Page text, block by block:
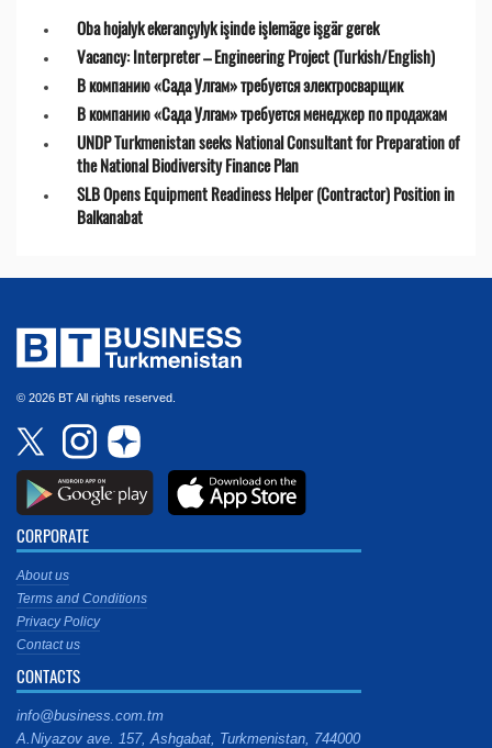
Oba hojalyk ekerançylyk işinde işlemäge işgär gerek
Vacancy: Interpreter – Engineering Project (Turkish/English)
В компанию «Сада Улгам» требуется электросварщик
В компанию «Сада Улгам» требуется менеджер по продажам
UNDP Turkmenistan seeks National Consultant for Preparation of
the National Biodiversity Finance Plan
SLB Opens Equipment Readiness Helper (Contractor) Position in
Balkanabat
© 2026 BT All rights reserved.
CORPORATE
About us
Terms and Conditions
Privacy Policy
Contact us
CONTACTS
info@business.com.tm
A.Niyazov ave. 157, Ashgabat, Turkmenistan, 744000